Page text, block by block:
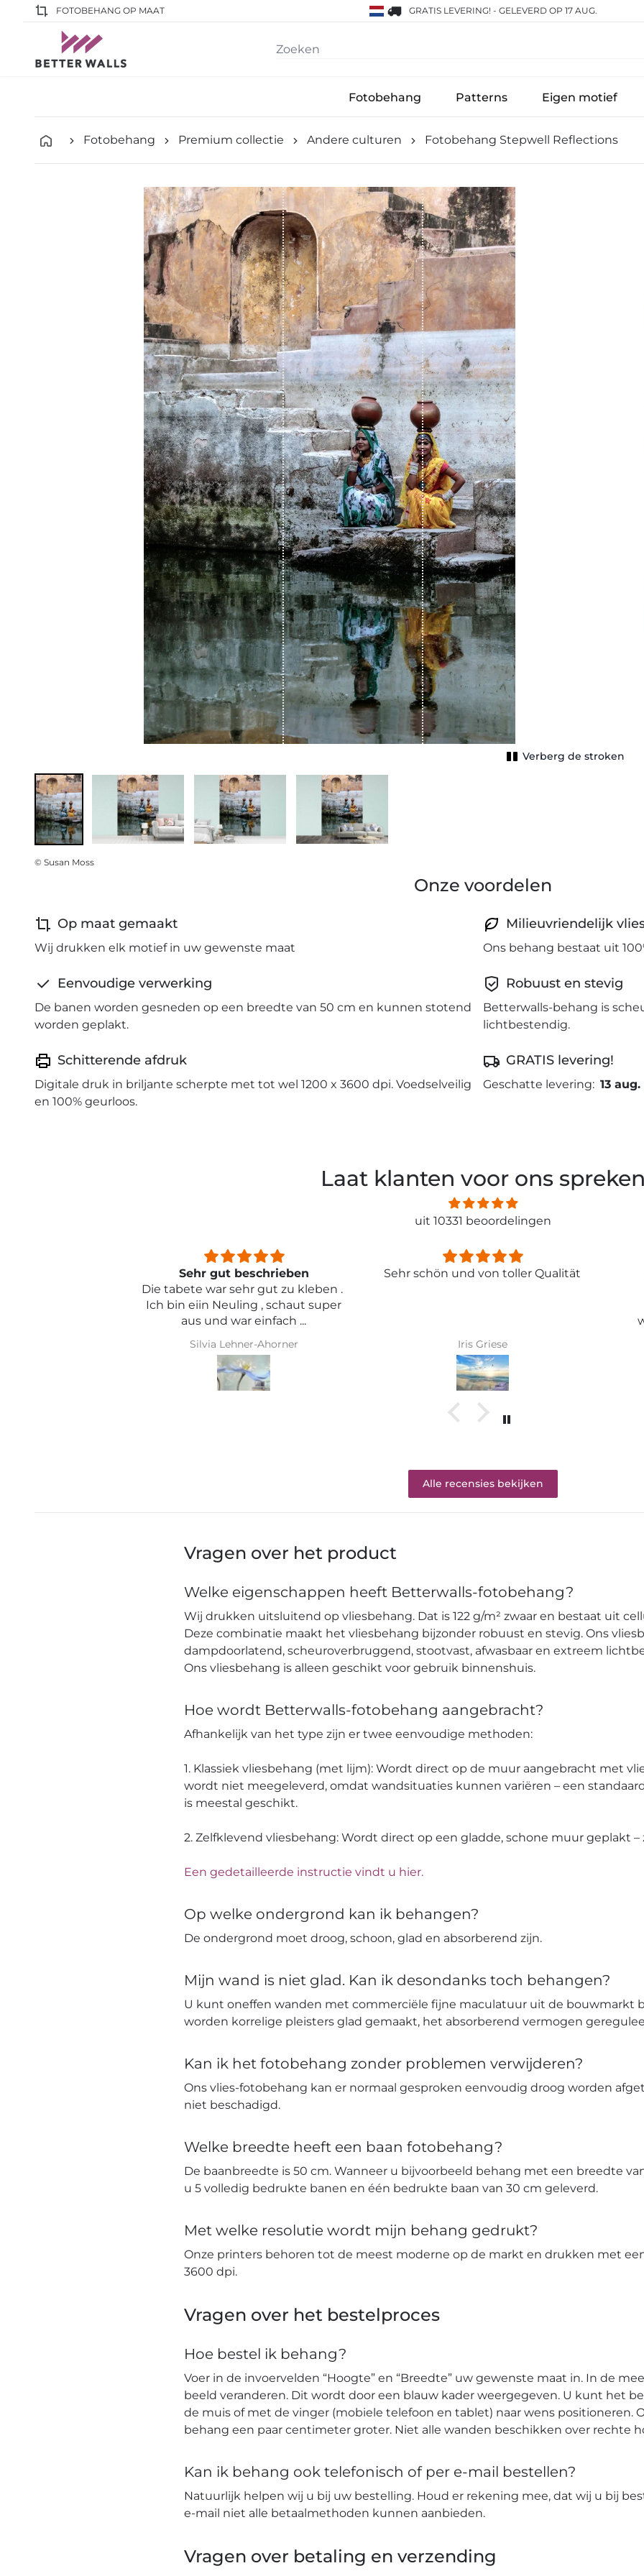
FOTOBEHANG OP MAAT GRATIS LEVERING! - GELEVERD OP 17 AUG.
Fotobehang Patterns Eigen motief
Fotobehang Premium collectie Andere culturen Fotobehang Stepwell Reflections
Verberg de stroken
© Susan Moss
Onze voordelen
Op maat gemaakt
Wij drukken elk motief in uw gewenste maat
Milieuvriendelijk
Ons behang bestaat uit
Eenvoudige verwerking
De banen worden gesneden op een breedte van 50 cm en kunnen stotend
worden geplakt.
Robuust en stevig
Betterwalls-behang is
lichtbestendig.
Schitterende afdruk
Digitale druk in briljante scherpte met tot wel 1200 x 3600 dpi. Voedselveilig
en 100% geurloos.
GRATIS levering!
Geschatte levering: 13 aug.
Laat klanten voor ons spreken
uit 10331 beoordelingen
Sehr schön und von toller Qualität
Iris Griese
Entspricht genau meiner
Qualität .
Karin Bader
Alle recensies bekijken
Vragen over het product
Welke eigenschappen heeft Betterwalls-fotobehang?
Wij drukken uitsluitend op vliesbehang. Dat is 122 g/m² zwaar en bestaat uit
Deze combinatie maakt het vliesbehang bijzonder robuust en stevig. Ons
dampdoorlatend, scheuroverbruggend, stootvast, afwasbaar en extreem
Ons vliesbehang is alleen geschikt voor gebruik binnenshuis.
Hoe wordt Betterwalls-fotobehang aangebracht?
Afhankelijk van het type zijn er twee eenvoudige methoden:
1. Klassiek vliesbehang (met lijm): Wordt direct op de muur aangebracht met
wordt niet meegeleverd, omdat wandsituaties kunnen variëren – een
is meestal geschikt.
2. Zelfklevend vliesbehang: Wordt direct op een gladde, schone muur geplakt –
Een gedetailleerde instructie vindt u hier.
Op welke ondergrond kan ik behangen?
De ondergrond moet droog, schoon, glad en absorberend zijn.
Mijn wand is niet glad. Kan ik desondanks toch behangen?
U kunt oneffen wanden met commerciële fijne maculatuur uit de bouwmarkt
worden korrelige pleisters glad gemaakt, het absorberend vermogen
Kan ik het fotobehang zonder problemen verwijderen?
Ons vlies-fotobehang kan er normaal gesproken eenvoudig droog worden
niet beschadigd.
Welke breedte heeft een baan fotobehang?
De baanbreedte is 50 cm. Wanneer u bijvoorbeeld behang met een breedte
u 5 volledig bedrukte banen en één bedrukte baan van 30 cm geleverd.
Met welke resolutie wordt mijn behang gedrukt?
Onze printers behoren tot de meest moderne op de markt en drukken met
3600 dpi.
Vragen over het bestelproces
Hoe bestel ik behang?
Voer in de invoervelden “Hoogte” en “Breedte” uw gewenste maat in. In de
beeld veranderen. Dit wordt door een blauw kader weergegeven. U kunt het
de muis of met de vinger (mobiele telefoon en tablet) naar wens positioneren.
behang een paar centimeter groter. Niet alle wanden beschikken over rechte
Kan ik behang ook telefonisch of per e-mail bestellen?
Natuurlijk helpen wij u bij uw bestelling. Houd er rekening mee, dat wij u bij
e-mail niet alle betaalmethoden kunnen aanbieden.
Vragen over betaling en verzending